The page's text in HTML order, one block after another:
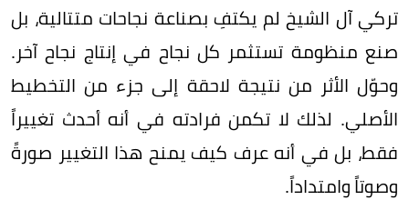
تركي آل الشيخ لم يكتفِ بصناعة نجاحات متتالية، بل
صنع منظومة تستثمر كل نجاح في إنتاج نجاح آخر.
وحوّل الأثر من نتيجة لاحقة إلى جزء من التخطيط
الأصلي. لذلك لا تكمن فرادته في أنه أحدث تغييراً
فقط، بل في أنه عرف كيف يمنح هذا التغيير صورةً
وصوتاً وامتداداً.